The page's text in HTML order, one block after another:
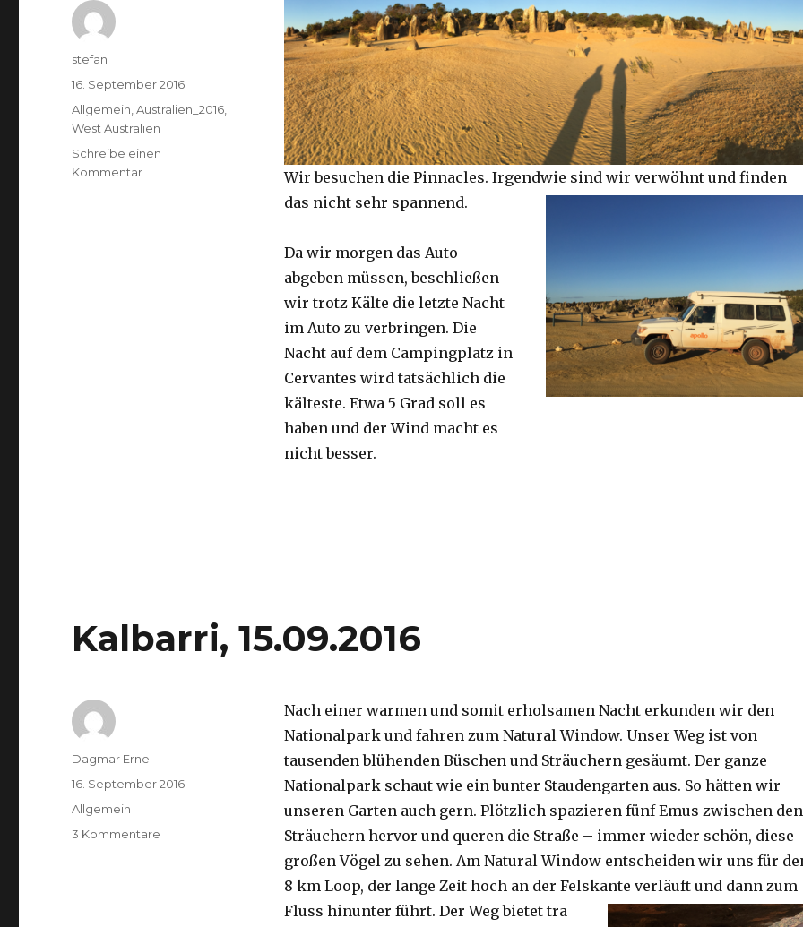
Wir besuchen die Pinnacles. Irgendwie sind wir verwöhnt und finden
das nicht sehr spannend.
Da wir morgen das Auto
abgeben müssen, beschließen
wir trotz Kälte die letzte Nacht
im Auto zu verbringen. Die
Nacht auf dem Campingplatz in
Cervantes wird tatsächlich die
kälteste. Etwa 5 Grad soll es
haben und der Wind macht es
nicht besser.
Autor
stefan
Veröffentlicht
am
16. September 2016
Kategorien
Allgemein,Australien_2016,
West Australien
Schreibe einen
Kommentarzu
Kalbarri, 15.09.2016
Nach einer warmen und somit erholsamen Nacht erkunden wir den
Nationalpark und fahren zum Natural Window. Unser Weg ist von
tausenden blühenden Büschen und Sträuchern gesäumt. Der ganze
Nationalpark schaut wie ein bunter Staudengarten aus. So hätten wir
unseren Garten auch gern. Plötzlich spazieren fünf Emus zwischen den
Sträuchern hervor und queren die Straße – immer wieder schön, diese
großen Vögel zu sehen. Am Natural Window entscheiden wir uns für
8 km Loop, der lange Zeit hoch an der Felskante verläuft und dann zum
Fluss hinunter führt. Der Weg bietet tra
Autor
Dagmar Erne
Veröffentlicht
am
16. September 2016
Kategorien
Allgemein
3 Kommentare